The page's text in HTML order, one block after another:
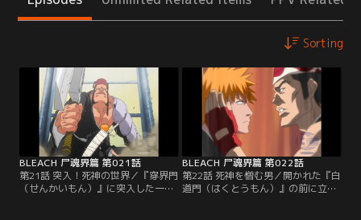
Sorting
BLEACH 尸魂界篇 第021話
第21話 突入！死神の世界／『穿界門
（せんかいもん）』に突入した一
BLEACH 尸魂界篇 第022話
第22話 死神を憎む男／開かれた『白
道門（はくとうもん）』の前に立ち